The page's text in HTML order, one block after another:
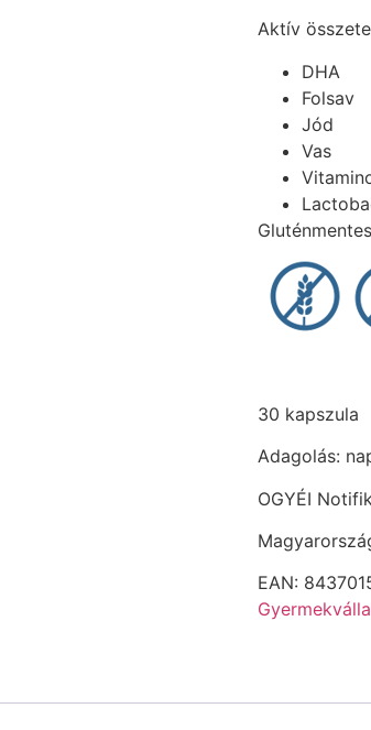
Aktív
DHA
Folsav
Jód
Vas
30 kapszula
Adagolás:
OGYÉI
EAN: